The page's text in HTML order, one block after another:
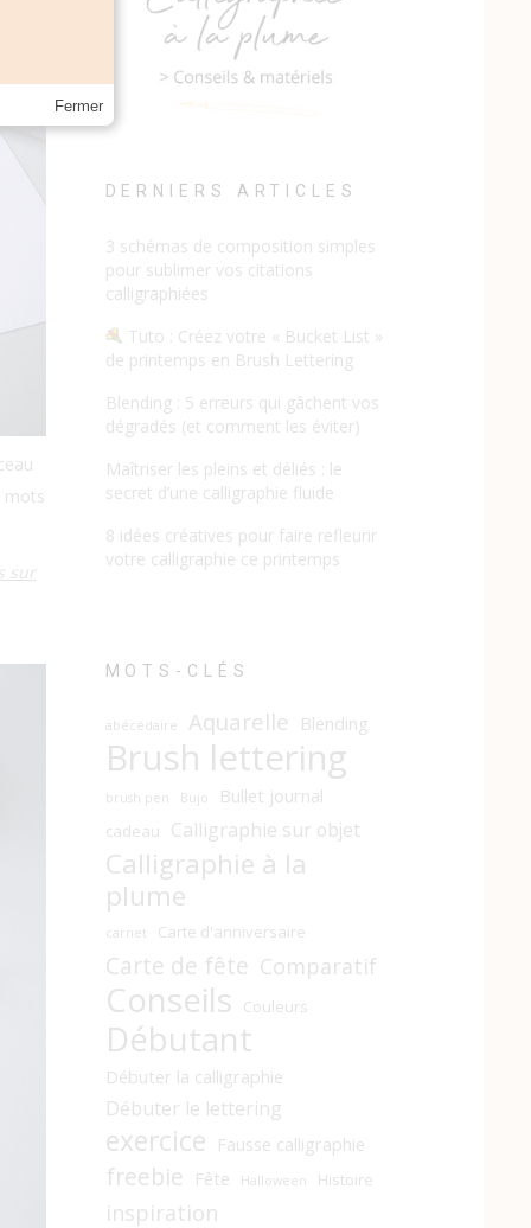
mots
sur
DERNIERS ARTICLES
3 schémas de composition simples
pour sublimer vos citations
calligraphiées
Tuto : Créez votre « Bucket List »
de printemps en Brush Lettering
Blending : 5 erreurs qui gâchent vos
dégradés (et comment les éviter)
Maîtriser les pleins et déliés : le
secret d’une calligraphie fluide
8 idées créatives pour faire refleurir
votre calligraphie ce printemps
MOTS-CLÉS
abécédaire Aquarelle Blending
Brush lettering
brush pen Bujo Bullet journal
cadeau Calligraphie sur objet
Calligraphie à la
plume
carnet Carte d'anniversaire
Carte de fête Comparatif
Conseils Couleurs
Débutant
Débuter la calligraphie
Débuter le lettering
exercice Fausse calligraphie
freebie Fête Halloween Histoire
inspiration
Fermer